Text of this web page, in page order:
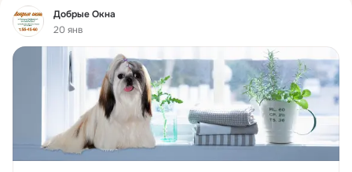
Фид
Добрые Окна
20 янв